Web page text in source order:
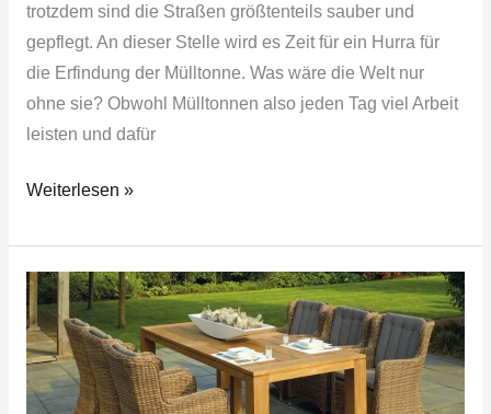
trotzdem sind die Straßen größtenteils sauber und
gepflegt. An dieser Stelle wird es Zeit für ein Hurra für
die Erfindung der Mülltonne. Was wäre die Welt nur
ohne sie? Obwohl Mülltonnen also jeden Tag viel Arbeit
leisten und dafür
Weiterlesen »
Sichtschutz
für
Ihren
Garten